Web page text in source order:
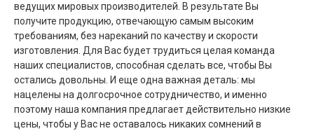
ведущих мировых производителей. В результате Вы
получите продукцию, отвечающую самым высоким
требованиям, без нареканий по качеству и скорости
изготовления. Для Вас будет трудиться целая команда
наших специалистов, способная сделать все, чтобы Вы
остались довольны. И еще одна важная деталь: мы
нацелены на долгосрочное сотрудничество, и именно
поэтому наша компания предлагает действительно низкие
цены, чтобы у Вас не оставалось никаких сомнений в